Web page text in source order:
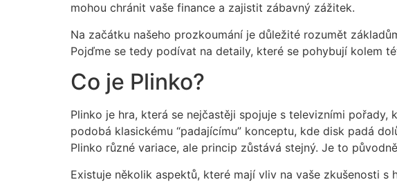
mohou chránit vaše finance a zajistit zábavný zážitek.
Na začátku našeho prozkoumání je důležité rozumět
Pojďme se tedy podívat na detaily, které se pohybují kolem
Co je Plinko?
Plinko je hra, která se nejčastěji spojuje s televizními
podobá klasickému “padajícímu” konceptu, kde disk padá
Plinko různé variace, ale princip zůstává stejný. Je to
Existuje několik aspektů, které mají vliv na vaše zkušenosti